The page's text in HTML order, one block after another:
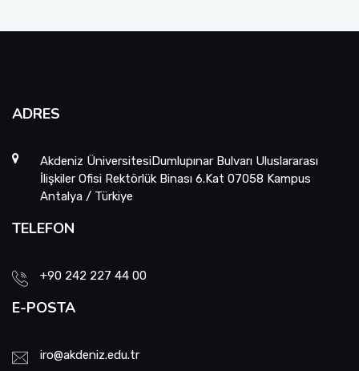
ADRES
Akdeniz ÜniversitesiDumlupınar Bulvarı Uluslararası
İlişkiler Ofisi Rektörlük Binası 6.Kat 07058 Kampus
Antalya / Türkiye
TELEFON
+90 242 227 44 00
E-POSTA
iro@akdeniz.edu.tr